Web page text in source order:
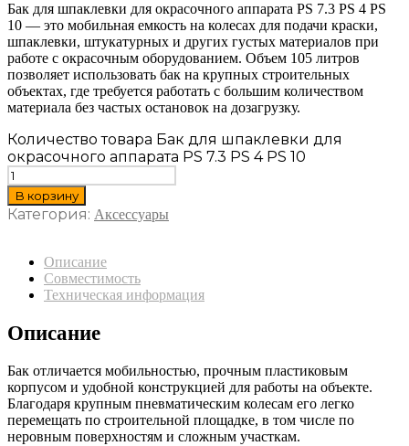
Бак для шпаклевки для окрасочного аппарата PS 7.3 PS 4 PS
10 — это мобильная емкость на колесах для подачи краски,
шпаклевки, штукатурных и других густых материалов при
работе с окрасочным оборудованием. Объем 105 литров
позволяет использовать бак на крупных строительных
объектах, где требуется работать с большим количеством
материала без частых остановок на дозагрузку.
Количество товара Бак для шпаклевки для
окрасочного аппарата PS 7.3 PS 4 PS 10
В корзину
Категория: Аксессуары
Описание
Совместимость
Техническая информация
Описание
Бак отличается мобильностью, прочным пластиковым
корпусом и удобной конструкцией для работы на объекте.
Благодаря крупным пневматическим колесам его легко
перемещать по строительной площадке, в том числе по
неровным поверхностям и сложным участкам.